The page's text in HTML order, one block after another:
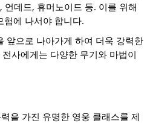
데드, 휴머노이드 등. 이를 위해
험에 나서야 합니다.
앞으로 나아가게 하여 더욱 강력한
사에게는 다양한 무기와 마법이
을 가진 유명한 영웅 클래스를 제